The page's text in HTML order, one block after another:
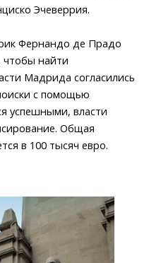
Эчеверрия.
Фернандо де Прадо
чтобы найти
Мадрида согласились
с помощью
успешными, власти
Общая
в 100 тысяч евро.